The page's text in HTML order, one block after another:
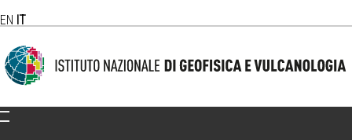
EN IT